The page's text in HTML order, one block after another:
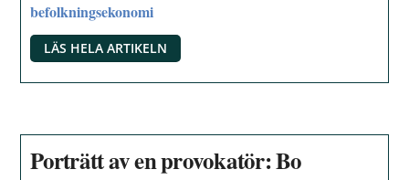
befolkningsekonomi
LÄS HELA ARTIKELN
Porträtt av en provokatör: Bo